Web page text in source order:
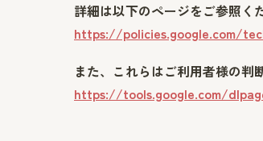
詳細は以下のページをご参照く
https://policies.google.com/
また、これらはご利用者様の判
https://tools.google.com/